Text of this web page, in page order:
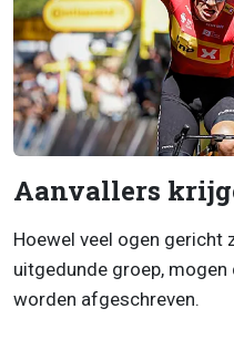
Aanvallers
Hoewel veel ogen gericht
uitgedunde groep,
worden afgeschreven.